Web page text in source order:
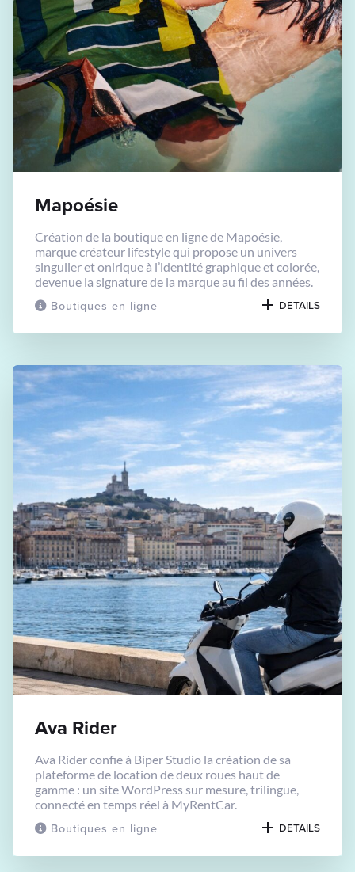
Boutiques en ligne
Mapoésie
Création de la boutique en ligne de Mapoésie,
marque créateur lifestyle qui propose un univers
singulier et onirique à l’identité graphique et colorée,
devenue la signature de la marque au fil des années.
DETAILS
Boutiques en ligne
Ava Rider
Ava Rider confie à Biper Studio la création de sa
plateforme de location de deux roues haut de
gamme : un site WordPress sur mesure, trilingue,
connecté en temps réel à MyRentCar.
DETAILS